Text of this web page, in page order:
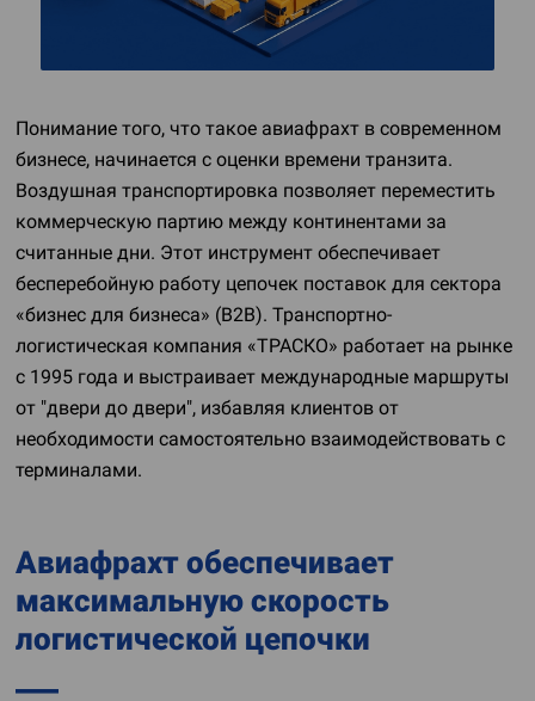
Понимание того, что такое авиафрахт в современном
бизнесе, начинается с оценки времени транзита.
Воздушная транспортировка позволяет переместить
коммерческую партию между континентами за
считанные дни. Этот инструмент обеспечивает
бесперебойную работу цепочек поставок для сектора
«бизнес для бизнеса» (B2B). Транспортно-
логистическая компания «ТРАСКО» работает на рынке
с 1995 года и выстраивает международные маршруты
от "двери до двери", избавляя клиентов от
необходимости самостоятельно взаимодействовать с
терминалами.
Авиафрахт обеспечивает
максимальную скорость
логистической цепочки